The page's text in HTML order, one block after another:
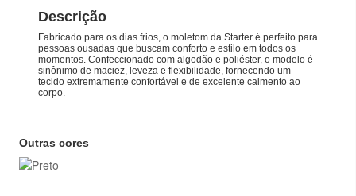
Descrição
Fabricado para os dias frios, o moletom da Starter é perfeito para
pessoas ousadas que buscam conforto e estilo em todos os
momentos. Confeccionado com algodão e poliéster, o modelo é
sinônimo de maciez, leveza e flexibilidade, fornecendo um
tecido extremamente confortável e de excelente caimento ao
corpo.
Outras cores